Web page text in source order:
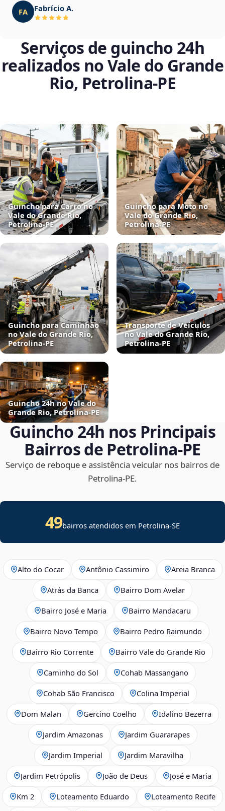
FA Fabrício A.
Serviços de guincho 24h
realizados no Vale do Grande
Rio, Petrolina‑PE
Guincho para Carro no
Vale do Grande Rio,
Petrolina‑PE
Guincho para Moto no
Vale do Grande Rio,
Petrolina‑PE
Guincho para Caminhão
no Vale do Grande Rio,
Petrolina‑PE
Transporte de Veículos
no Vale do Grande Rio,
Petrolina‑PE
Guincho 24h no Vale do
Grande Rio, Petrolina‑PE
Guincho 24h nos Principais
Bairros de Petrolina‑PE
Serviço de reboque e assistência veicular nos bairros de
Petrolina‑PE.
49bairros atendidos em Petrolina-SE
Alto do Cocar Antônio Cassimiro Areia Branca
Atrás da Banca Bairro Dom Avelar
Bairro José e Maria Bairro Mandacaru
Bairro Novo Tempo Bairro Pedro Raimundo
Bairro Rio Corrente Bairro Vale do Grande Rio
Caminho do Sol Cohab Massangano
Cohab São Francisco Colina Imperial
Dom Malan Gercino Coelho Idalino Bezerra
Jardim Amazonas Jardim Guararapes
Jardim Imperial Jardim Maravilha
Jardim Petrópolis João de Deus José e Maria
Km 2 Loteamento Eduardo Loteamento Recife